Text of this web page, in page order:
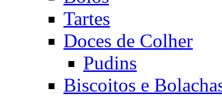
Tartes
Doces de Colher
Pudins
Biscoitos e